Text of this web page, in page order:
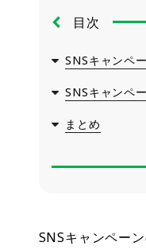
目次
SNSキャンペ
SNSキャンペ
まとめ
SNSキャンペー